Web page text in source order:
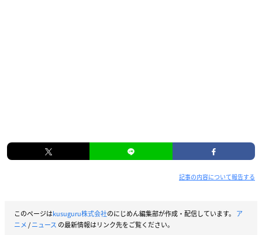
記事の内容について報告する
このページはkusuguru株式会社のにじめん編集部が作成・配信しています。 ア
ニメ/ニュース の最新情報はリンク先をご覧ください。